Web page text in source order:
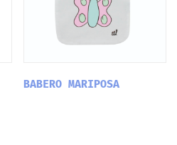
BABERO MARIPOSA